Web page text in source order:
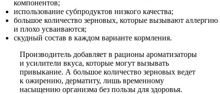
компонентов;
использование субпродуктов низкого качества;
большое количество зерновых, которые вызывают аллергию
и плохо усваиваются;
скудный состав в каждом варианте кормления.
Производитель добавляет в рационы ароматизаторы
и усилители вкуса, которые могут вызывать
привыкание. А большое количество зерновых ведет
к ожирению, дерматиту, лишь временному
насыщению организма без пользы для здоровья.